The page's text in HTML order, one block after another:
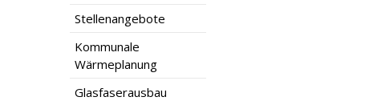
Stellenangebote
Kommunale
Wärmeplanung
Glasfaserausbau